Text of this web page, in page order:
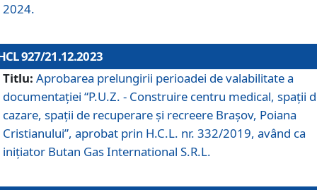
2024.
927/21.12.2023
Titlu: Aprobarea prelungirii perioadei de valabilitate a
documentaţiei “P.U.Z. - Construire centru medical, spații
cazare, spații de recuperare și recreere Brașov, Poiana
Cristianului”, aprobat prin H.C.L. nr. 332/2019, având ca
inițiator Butan Gas International S.R.L.